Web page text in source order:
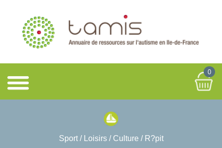
0
Sport / Loisirs / Culture / R?pit